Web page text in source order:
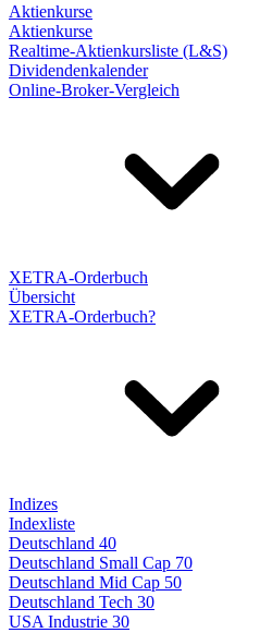
Aktienkurse
Aktienkurse
Realtime-Aktienkursliste (L&S)
Dividendenkalender
Online-Broker-Vergleich
XETRA-Orderbuch
Übersicht
XETRA-Orderbuch?
Indizes
Indexliste
Deutschland 40
Deutschland Small Cap 70
Deutschland Mid Cap 50
Deutschland Tech 30
USA Industrie 30